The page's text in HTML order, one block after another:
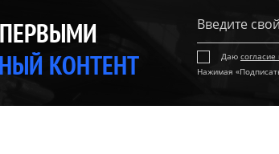
КОНТЕНТ
Даю
Нажимая